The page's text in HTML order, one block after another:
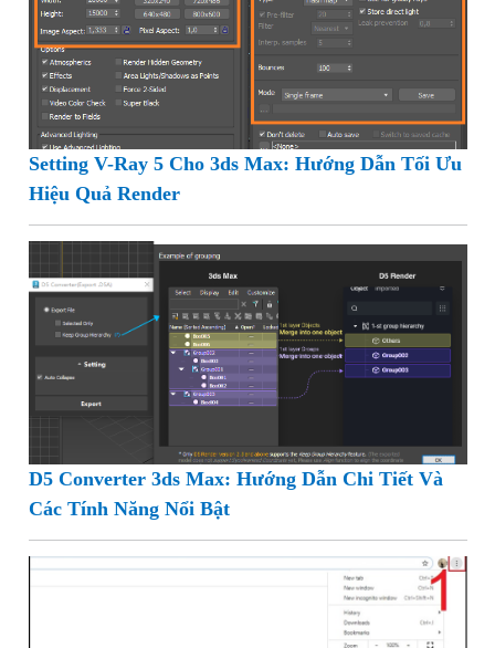
Setting V-Ray 5 Cho 3ds Max: Hướng Dẫn Tối Ưu
Hiệu Quả Render
D5 Converter 3ds Max: Hướng Dẫn Chi Tiết Và
Các Tính Năng Nổi Bật